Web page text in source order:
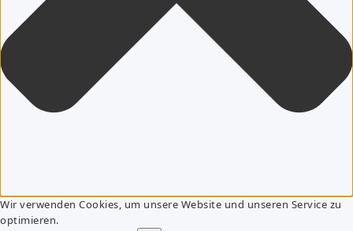
Wir verwenden Cookies, um unsere Website und unseren Service zu
optimieren.